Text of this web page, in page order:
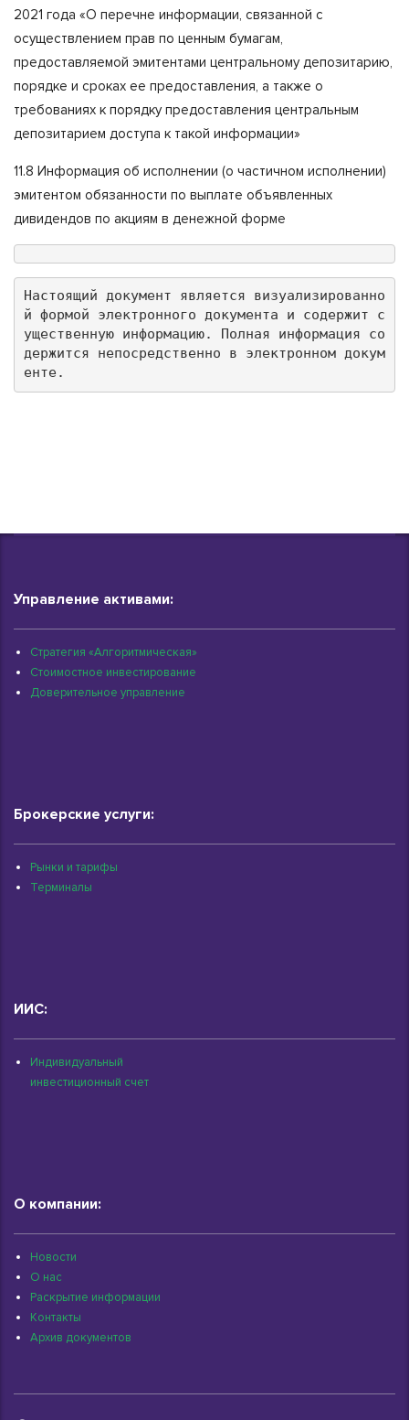
2021 года «О перечне информации, связанной с
осуществлением прав по ценным бумагам,
предоставляемой эмитентами центральному депозитарию,
порядке и сроках ее предоставления, а также о
требованиях к порядку предоставления центральным
депозитарием доступа к такой информации»
11.8 Информация об исполнении (о частичном исполнении)
эмитентом обязанности по выплате объявленных
дивидендов по акциям в денежной форме
Настоящий документ является визуализированно
й формой электронного документа и содержит с
ущественную информацию. Полная информация со
держится непосредственно в электронном докум
енте.
Управление активами:
Стратегия «Алгоритмическая»
Стоимостное инвестирование
Доверительное управление
Брокерские услуги:
Рынки и тарифы
Терминалы
ИИС:
Индивидуальный
инвестиционный счет
О компании:
Новости
О нас
Раскрытие информации
Контакты
Архив документов